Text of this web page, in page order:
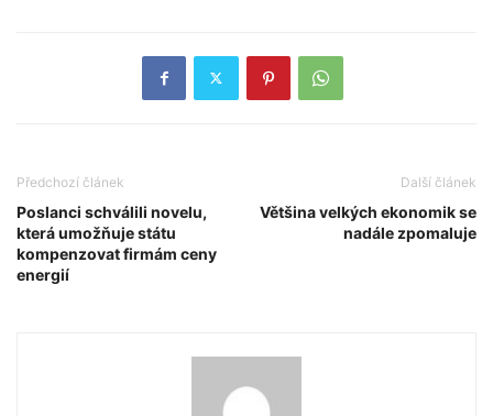
Předchozí článek
Poslanci schválili novelu,
která umožňuje státu
kompenzovat firmám ceny
energií
Další článek
Většina velkých ekonomik se
nadále zpomaluje